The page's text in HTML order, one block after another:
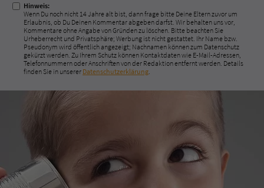
Hinweis:
Wenn Du noch nicht 14 Jahre alt bist, dann frage bitte Deine Eltern zuvor um
Erlaubnis, ob Du Deinen Kommentar abgeben darfst. Wir behalten uns vor,
Kommentare ohne Angabe von Gründen zu löschen. Bitte beachten Sie
Urheberrecht und Privatsphäre; Werbung ist nicht gestattet. Ihr Name bzw.
Pseudonym wird öffentlich angezeigt; Nachnamen können zum Datenschutz
gekürzt werden. Zu Ihrem Schutz können Kontaktdaten wie E-Mail-Adressen,
Telefonnummern oder Anschriften von der Redaktion entfernt werden. Details
finden Sie in unserer Datenschutzerklärung